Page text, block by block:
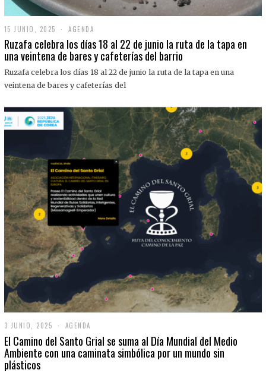
15 JUNIO, 2025
J
U
I
O
0
2
5
AGENDA
Ruzafa celebra los días 18 al 22 de junio la ruta de la tapa en
una veintena de bares y cafeterías del barrio
Ruzafa celebra los días 18 al 22 de junio la ruta de la tapa en una
veintena de bares y cafeterías del
3 JUNIO, 2025
J
U
N
AGENDA
El Camino del Santo Grial se suma al Día Mundial del Medio
Ambiente con una caminata simbólica por un mundo sin
plásticos